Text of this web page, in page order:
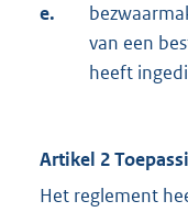
e.
van een
heeft
Artikel 2
Het reglement